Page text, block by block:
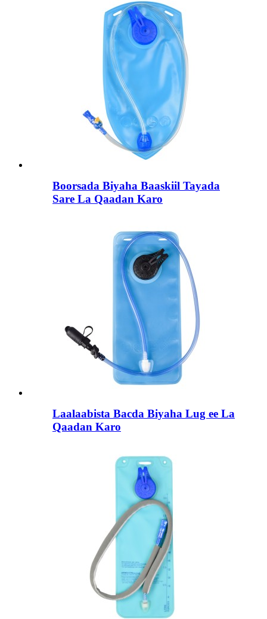
Boorsada Biyaha Baaskiil Tayada
Sare La Qaadan Karo
Laalaabista Bacda Biyaha Lug ee La
Qaadan Karo